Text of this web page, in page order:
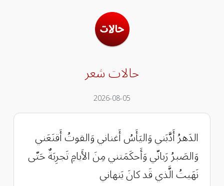
حالات شعر
2026-08-05
الدَهرُ أَدَّبَني وَاليَأَسُ أَغناني وَالقوتُ أَقنَعَني
وَالصَبرُ رَبانّي وَأَحكَمَتني مِنَ الأَيامِ تَجرِبَةٌ حَتّى
نَهَيتُ الَّذي قَد كانَ يَنهاني